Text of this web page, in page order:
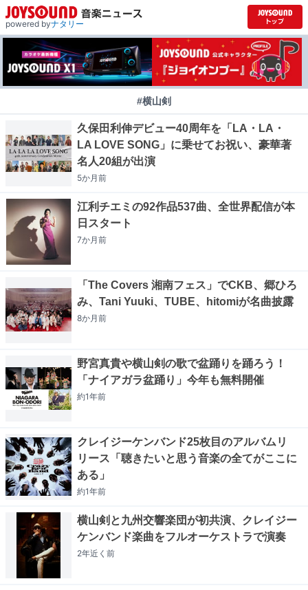
powered byナタリー
#横山剣
久保田利伸デビュー40周年を「LA・LA・
LA LOVE SONG」に乗せてお祝い、豪華著
名人20組が出演
5か月前
江利チエミの92作品537曲、全世界配信が本
日スタート
7か月前
「The Covers 湘南フェス」でCKB、郷ひろ
み、Tani Yuuki、TUBE、hitomiが名曲披露
8か月前
野宮真貴や横山剣の歌で盆踊りを踊ろう！
「ナイアガラ盆踊り」今年も無料開催
約1年前
クレイジーケンバンド25枚目のアルバムリ
リース「聴きたいと思う音楽の全てがここに
ある」
約1年前
横山剣と九州交響楽団が初共演、クレイジー
ケンバンド楽曲をフルオーケストラで演奏
2年近く 前